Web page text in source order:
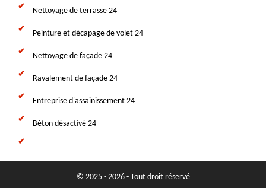
Nettoyage de terrasse 24
Peinture et décapage de volet 24
Nettoyage de façade 24
Ravalement de façade 24
Entreprise d'assainissement 24
Béton désactivé 24
© 2025 - 2026 - Tout droit réservé